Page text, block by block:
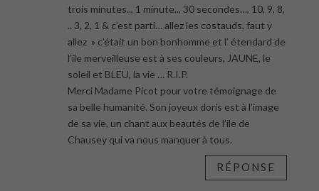
trois minutes.., 1 minute.., 30 secondes…, 10, 9, 8,
.. 3, 2, 1 & c’est parti… allez les costauds, faut y
allez » c’était un bon bonhomme et l’ étendard de
l’ile merveilleuse est à ses couleurs, JAUNE, le
soleil et BLEU, la vie … R.I.P.
Merci Madame Picot pour votre témoignage de
sa belle humanité. Son joyeux doris est à l’image
de sa vie, un chant aux beautés de l’ile de
Chausey qui va nous manquer à tous.
RÉPONSE